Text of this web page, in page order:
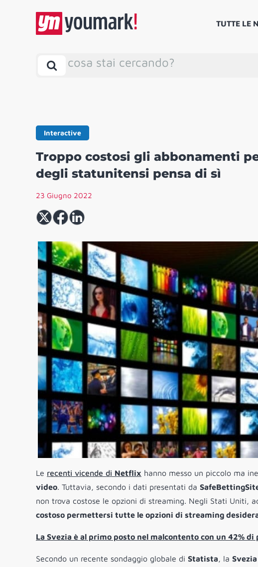
TUTTE LE
cosa stai cercando?
Interactive
Troppo costosi gli abbonamenti
degli statunitensi pensa di sì
23 Giugno 2022
Le recenti vicende di Netflix hanno messo un piccolo ma
video. Tuttavia, secondo i dati presentati da
non trova costose le opzioni di streaming. Negli Stati Uniti,
costoso permettersi tutte le opzioni di streaming
La Svezia è al primo posto nel malcontento con un 42%
Secondo un recente sondaggio globale di Statista, la Svezia